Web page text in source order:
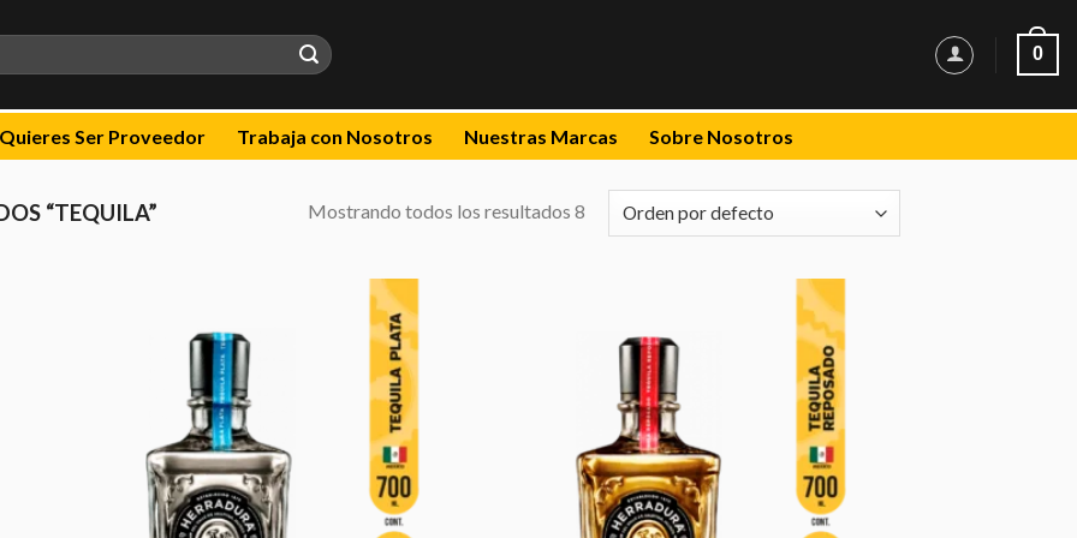
0
Quieres Ser Proveedor Trabaja con Nosotros Nuestras Marcas Sobre Nosotros
“TEQUILA” Mostrando todos los resultados 8
de
Añadir
lista de
Añadir
lista de
deseos